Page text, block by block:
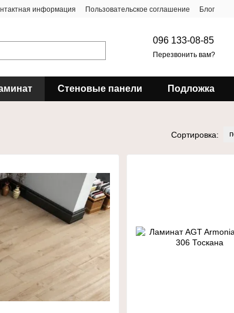
информация Пользовательское соглашение Блог
096 133-08-85
Перезвонить вам?
Стеновые панели Подложка
Сортировка: